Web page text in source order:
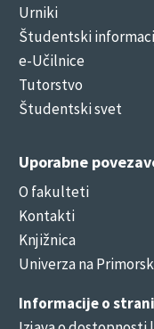
Urniki
Študentski
e-Učilnice
Tutorstvo
Študentski svet
Uporabne
O fakulteti
Kontakti
Knjižnica
Univerza na
Informacije o strani